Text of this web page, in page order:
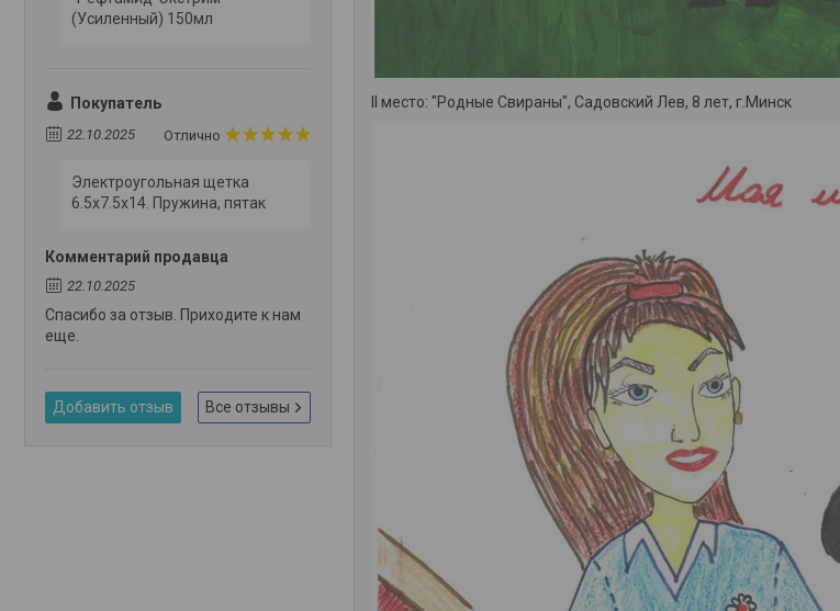
II место: "Родные Свираны", Садовский Лев, 8 лет, г.Минск
(Усиленный) 150мл
Покупатель
22.10.2025 Отлично
Электроугольная щетка
6.5х7.5х14. Пружина, пятак
Комментарий продавца
22.10.2025
Спасибо за отзыв. Приходите к нам
еще.
Добавить отзыв Все отзывы